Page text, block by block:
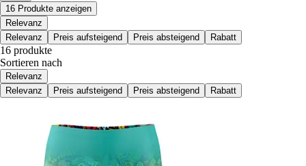
16 Produkte anzeigen
Relevanz
Relevanz
Preis aufsteigend Preis absteigend Rabatt
16 produkte
Sortieren nach
Relevanz
Relevanz
Preis aufsteigend Preis absteigend Rabatt